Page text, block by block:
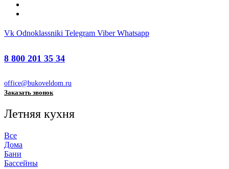
Vk Odnoklassniki Telegram Viber Whatsapp
8 800 201 35 34
office@bukoveldom.ru
Заказать звонок
Летняя кухня
Все
Дома
Бани
Бассейны